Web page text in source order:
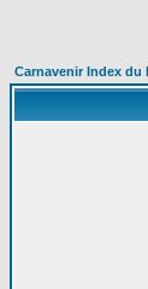
Carnavenir Index du